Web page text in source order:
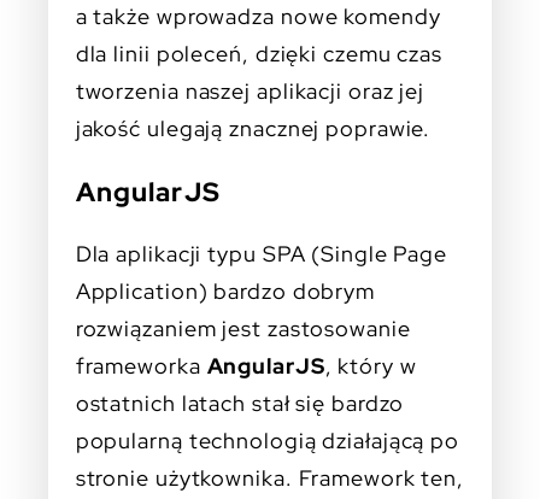
a także wprowadza nowe komendy
dla linii poleceń, dzięki czemu czas
tworzenia naszej aplikacji oraz jej
jakość ulegają znacznej poprawie.
AngularJS
Dla aplikacji typu SPA (Single Page
Application) bardzo dobrym
rozwiązaniem jest zastosowanie
frameworka AngularJS, który w
ostatnich latach stał się bardzo
popularną technologią działającą po
stronie użytkownika. Framework ten,